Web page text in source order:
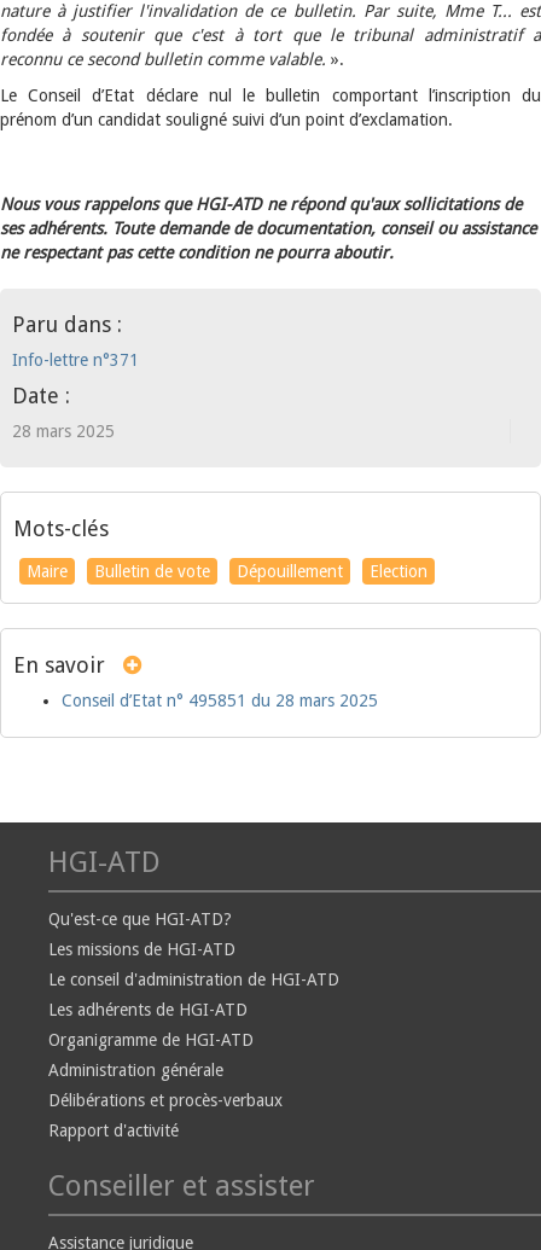
nature à justifier l'invalidation de ce bulletin. Par suite, Mme T... est
fondée à soutenir que c'est à tort que le tribunal administratif a
reconnu ce second bulletin comme valable. ».
Le Conseil d’Etat déclare nul le bulletin comportant l’inscription du
prénom d’un candidat souligné suivi d’un point d’exclamation.
Nous vous rappelons que HGI-ATD ne répond qu'aux sollicitations de
ses adhérents. Toute demande de documentation, conseil ou assistance
ne respectant pas cette condition ne pourra aboutir.
Paru dans :
Info-lettre n°371
Date :
28 mars 2025
Mots-clés
Maire Bulletin de vote Dépouillement Election
En savoir
Conseil d’Etat n° 495851 du 28 mars 2025
HGI-ATD
Qu'est-ce que HGI-ATD?
Les missions de HGI-ATD
Le conseil d'administration de HGI-ATD
Les adhérents de HGI-ATD
Organigramme de HGI-ATD
Administration générale
Délibérations et procès-verbaux
Rapport d'activité
Conseiller et assister
Assistance juridique